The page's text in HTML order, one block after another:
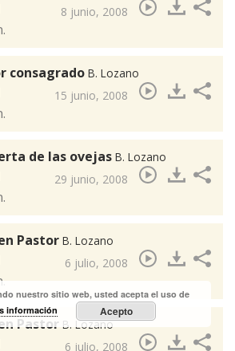
8 junio, 2008
consagrado B. Lozano
15 junio, 2008
de las ovejas B. Lozano
29 junio, 2008
Pastor B. Lozano
6 julio, 2008
Pastor B. Lozano
6 julio, 2008
nuestro sitio web, usted acepta el uso de
información Acepto